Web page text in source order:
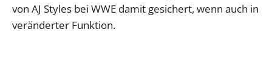
von AJ Styles bei WWE damit gesichert, wenn auch in
veränderter Funktion.